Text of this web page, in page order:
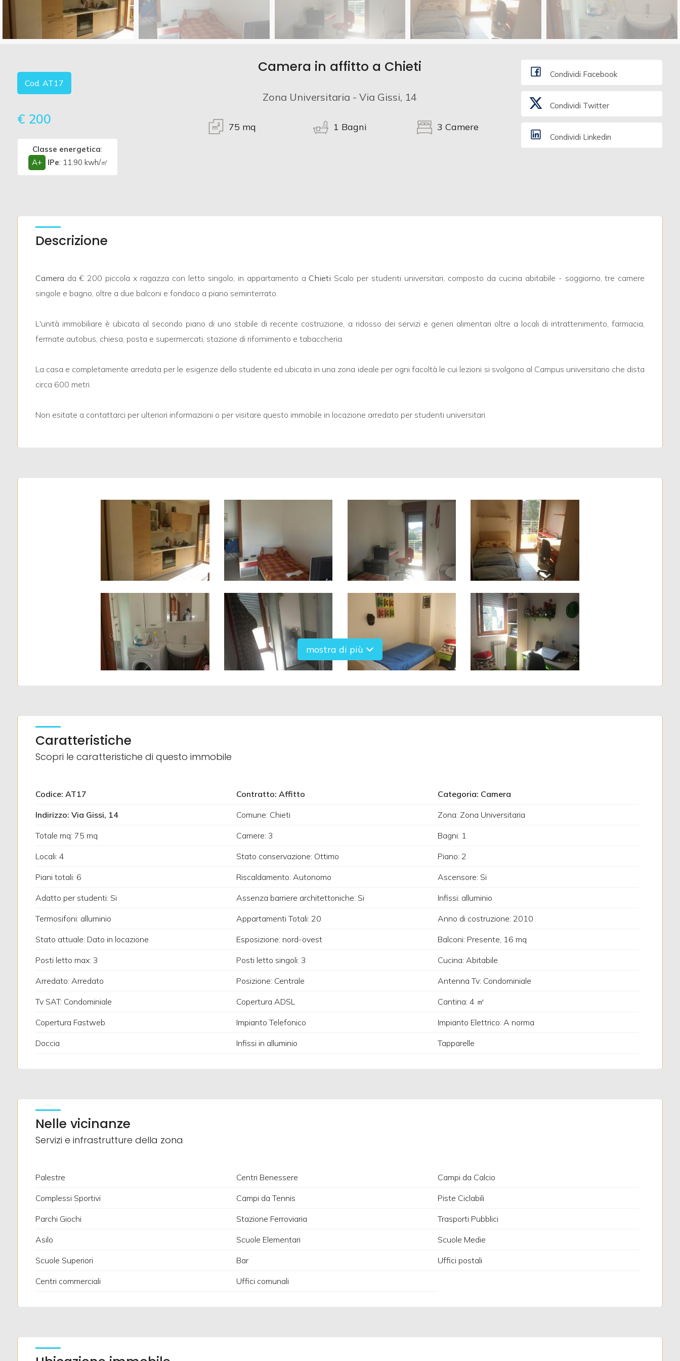
Vedi più foto
Cod. AT17
€ 200
Classe energetica:
A+
IPe: 11.90 kwh/㎡
Camera in affitto a Chieti
Zona Universitaria - Via Gissi, 14
75 mq 1 Bagni 3 Camere
Condividi Facebook
Condividi Twitter
Condividi Linkedin
Descrizione
Camera da € 200 piccola x ragazza con letto singolo; in appartamento aChieti Scalo per studenti universitari, composto da cucina abitabile - soggiorno, tre camere
singole e bagno, oltre a due balconi e fondaco a piano seminterrato.
L'unità immobiliare è ubicata al secondo piano di uno stabile di recente costruzione, a ridosso dei servizi e generi alimentari oltre a locali di intrattenimento, farmacia,
fermate autobus, chiesa, posta e supermercati, stazione di rifornimento e tabaccheria.
La casa e completamente arredata per le esigenze dello studente ed ubicata in una zona ideale per ogni facoltà le cui lezioni si svolgono al Campus universitario che dista
circa 600 metri.
Non esitate a contattarci per ulteriori informazioni o per visitare questo immobile in locazione arredato per studenti universitari.
mostra di più
Caratteristiche
Scopri le caratteristiche di questo immobile
Codice: AT17 Contratto: Affitto Categoria: Camera
Indirizzo: Via Gissi, 14 Comune: Chieti Zona: Zona Universitaria
Totale mq: 75 mq Camere: 3 Bagni: 1
Locali: 4 Stato conservazione: Ottimo Piano: 2
Piani totali: 6 Riscaldamento: Autonomo Ascensore: Si
Adatto per studenti: Si Assenza barriere architettoniche: Si Infissi: alluminio
Termosifoni: alluminio Appartamenti Totali: 20 Anno di costruzione: 2010
Stato attuale: Dato in locazione Esposizione: nord-ovest Balconi: Presente, 16 mq
Posti letto max: 3 Posti letto singoli: 3 Cucina: Abitabile
Arredato: Arredato Posizione: Centrale Antenna Tv: Condominiale
Tv SAT: Condominiale Copertura ADSL Cantina: 4 ㎡
Copertura Fastweb Impianto Telefonico Impianto Elettrico: A norma
Doccia Infissi in alluminio Tapparelle
Nelle vicinanze
Servizi e infrastrutture della zona
Palestre Centri Benessere Campi da Calcio
Complessi Sportivi Campi da Tennis Piste Ciclabili
Parchi Giochi Stazione Ferroviaria Trasporti Pubblici
Asilo Scuole Elementari Scuole Medie
Scuole Superiori Bar Uffici postali
Centri commerciali Uffici comunali
Prezzo
Locali
Qualsiasi
Camere
minime
Altre
multiscelta
Balcone/Terrazzo
Nuova costruzione
Lusso